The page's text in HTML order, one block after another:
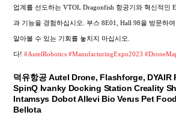
업계를 선도하는 VTOL Dragonfish 항공기와 혁신적인
과 기능을 경험하십시오. 부스 8E01, Hall 98을 방문하
알아볼 수 있는 기회를 놓치지 마십시오.
다!#AutelRobotics #ManufacturingExpo2023
덕유항공 Autel Drone, Flashforge, DYAIR
SpinQ Ivanky Docking Station Creality
Intamsys Dobot Allevi Bio Verus Pet
Bellota